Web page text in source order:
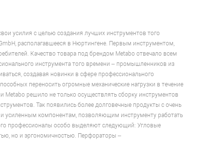
усилия с целью создания лучших инструментов того
располагавшееся в Нюртингене. Первым инструментом,
Качество товара под брендом Metabo отвечало всем
инструмента того времени – промышленников из
создавая новинки в сфере профессионального
переносить огромные механические нагрузки в течение
Metabo решило не только осуществлять сборку инструментов
Так появились более долговечные продукты с очень
усиленным компонентам, позволяющим инструменту работать
профессионалы особо выделяют следующий: Угловые
но и эргономичностью. Перфораторы –